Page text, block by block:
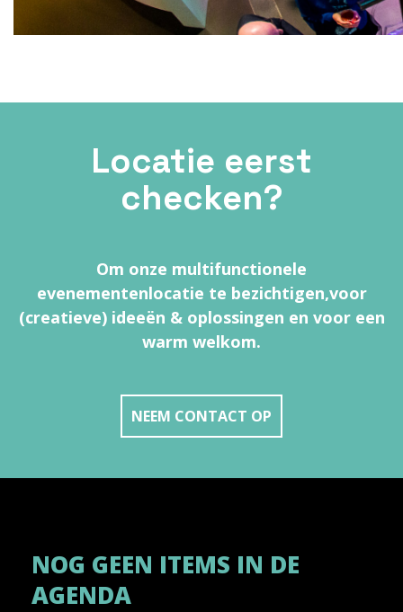
Locatie eerst
checken?
Om onze multifunctionele
evenementenlocatie te bezichtigen,voor
(creatieve) ideeën & oplossingen en voor een
warm welkom.
NEEM CONTACT OP
NOG GEEN ITEMS IN DE
AGENDA